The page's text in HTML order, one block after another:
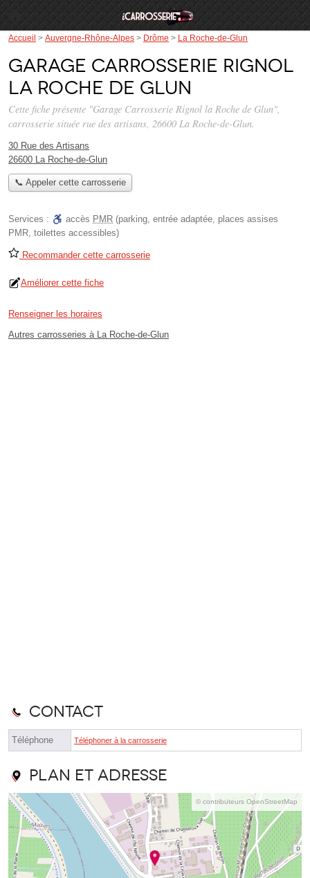
Accueil > Auvergne-Rhône-Alpes > Drôme > La Roche-de-Glun
Garage Carrosserie Rignol
la Roche de Glun
Cette fiche présente "Garage Carrosserie Rignol la Roche de Glun",
carrosserie située rue des artisans, 26600 La Roche-de-Glun.
30 Rue des Artisans
26600 La Roche-de-Glun
📞 Appeler cette carrosserie
Services : accès PMR (parking, entrée adaptée, places assises
PMR, toilettes accessibles)
Recommander cette carrosserie
Améliorer cette fiche
Renseigner les horaires
Autres carrosseries à La Roche-de-Glun
Contact
Téléphone Téléphoner à la carrosserie
Plan et adresse
© contributeurs OpenStreetMap